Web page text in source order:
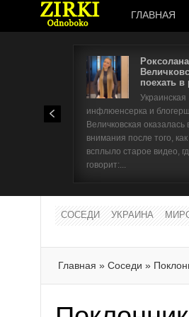
ГЛАВНАЯ
Роксолана
поехать
Украинская
инфлюенсерка и
Величковская оказалась
внимания после того, как
всплыло старое видео,
говорит:...
СОСЕДИ УКРАИНА
Главная » Соседи »